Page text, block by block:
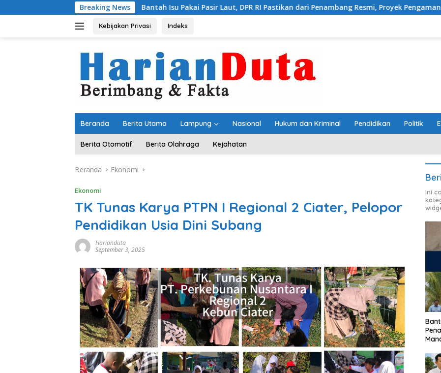
ke
Breaking News
Bantah Isu Pakai Pasir Laut, DPR RI Pastikan dari Penambang Resmi, Proyek Pengaman Pantai Mandiri Sejati
Kebijakan Privasi Indeks
Beranda Berita Utama Lampung Nasional Hukum dan Kriminal Pendidikan Politik
Berita Otomotif Berita Olahraga Kejahatan
Beranda Ekonomi
Ekonomi
TK Tunas Karya PTPN I Regional 2 Ciater, Pelopor
Pendidikan Usia Dini Subang
Harianduta
September 3, 2025
Ini